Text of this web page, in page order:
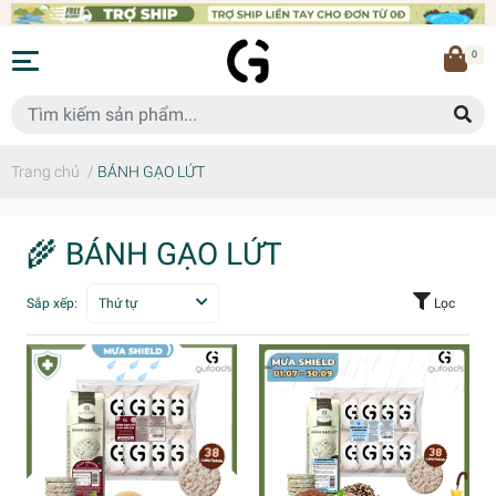
0
Trang chủ / BÁNH GẠO LỨT
🌾 BÁNH GẠO LỨT
Sắp xếp: Thứ tự Lọc